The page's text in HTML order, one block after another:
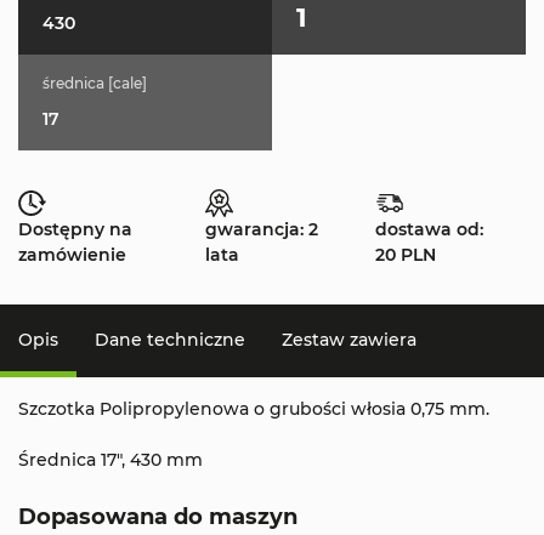
430 1
średnica [cale]
17
Dostępny na
zamówienie
gwarancja: 2
lata
dostawa od:
20 PLN
Opis Dane techniczne Zestaw zawiera
Szczotka Polipropylenowa o grubości włosia 0,75 mm.
Średnica 17", 430 mm
Dopasowana do maszyn